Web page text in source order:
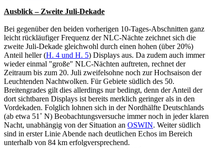
Ausblick – Zweite Juli-Dekade
Bei gegenüber den beiden vorherigen 10-Tages-Abschnitten ganz
leicht rückläufiger Frequenz der NLC-Nächte zeichnet sich die
zweite Juli-Dekade gleichwohl durch einen hohen (über 20%)
Anteil heller (H. 4 und H. 5) Displays aus. Da zudem auch immer
wieder einmal "große" NLC-Nächten auftreten, rechnet der
Zeitraum bis zum 20. Juli zweifelsohne noch zur Hochsaison der
Leuchtenden Nachtwolken. Für Gebiete südlich des 50.
Breitengrades gilt dies allerdings nur bedingt, denn der Anteil der
dort sichtbaren Displays ist bereits merklich geringer als in den
Vordekaden. Folglich lohnen sich in der Nordhälfte Deutschlands
(ab etwa 51˚ N) Beobachtungsversuche immer noch in jeder klaren
Nacht, unabhängig von der Situation an OSWIN. Weiter südlich
sind in erster Linie Abende nach deutlichen Echos im Bereich
unterhalb von 84 km erfolgversprechend.